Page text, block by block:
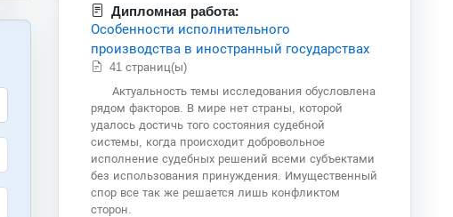
Дипломная работа:
Особенности исполнительного
производства в иностранный государствах
41 страниц(ы)
Актуальность темы исследования обусловлена
рядом факторов. В мире нет страны, которой
удалось достичь того состояния судебной
системы, когда происходит добровольное
исполнение судебных решений всеми субъектами
без использования принуждения. Имущественный
спор все так же решается лишь конфликтом
сторон.